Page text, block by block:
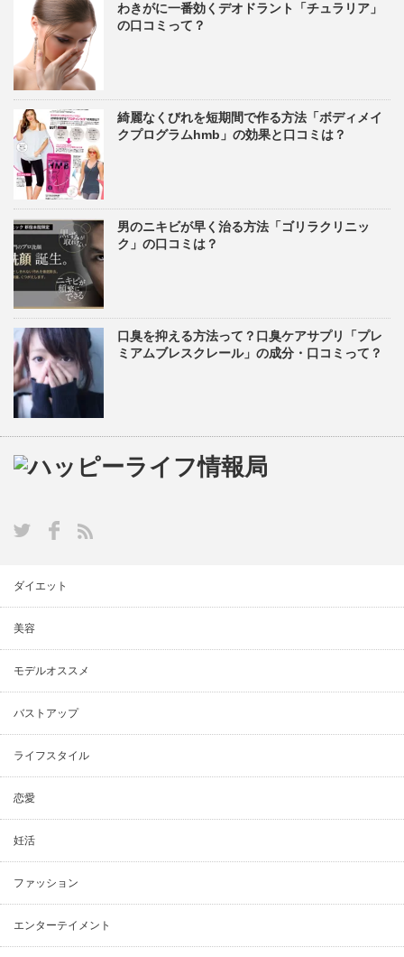
わきがに一番効くデオドラント「チュラリア」
の口コミって？
綺麗なくびれを短期間で作る方法「ボディメイ
クプログラムhmb」の効果と口コミは？
男のニキビが早く治る方法「ゴリラクリニッ
ク」の口コミは？
口臭を抑える方法って？口臭ケアサプリ「プレ
ミアムブレスクレール」の成分・口コミって？
ダイエット
美容
モデルオススメ
バストアップ
ライフスタイル
恋愛
妊活
ファッション
エンターテイメント